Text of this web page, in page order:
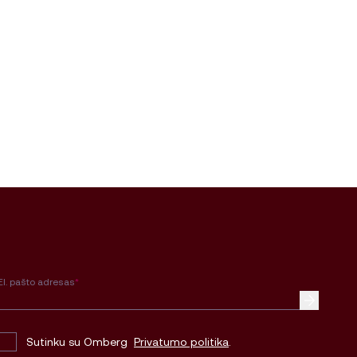
pašto adresas*
Sutinku su Omberg Privatumo politika.